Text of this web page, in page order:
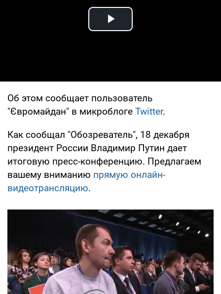
Play Video
Об этом сообщает пользователь
"Євромайдан" в микроблоге Twitter.
Как сообщал "Обозреватель", 18 декабря
президент России Владимир Путин дает
итоговую пресс-конференцию. Предлагаем
вашему вниманию прямую онлайн-
видеотрансляцию.